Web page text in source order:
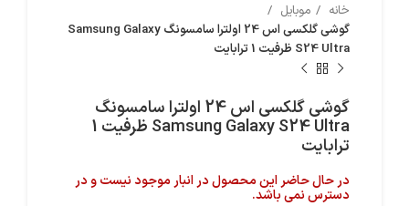
خانه
موبایل
گوشی گلکسی اس 24 اولترا سامسونگ Samsung Galaxy
S24 Ultra ظرفیت 1 ترابایت
گوشی گلکسی اس 24 اولترا سامسونگ
Samsung Galaxy S24 Ultra ظرفیت 1
ترابایت
در حال حاضر این محصول در انبار موجود نیست و در
دسترس نمی باشد.